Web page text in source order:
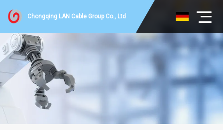
Chongqing LAN Cable Group Co., Ltd